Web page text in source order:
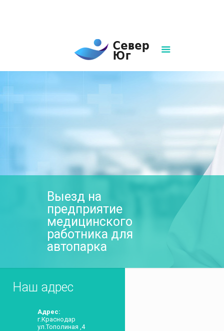
Выезд на
предприятие
медицинского
работника для
автопарка
Наш адрес
Адрес:
г.Краснодар
ул.Тополиная ,4